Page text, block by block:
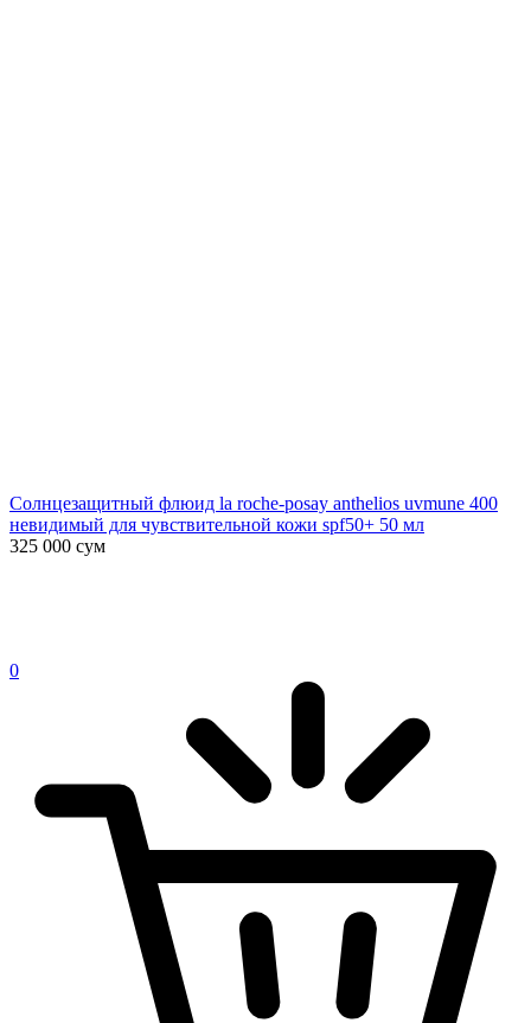
Солнцезащитный флюид la roche-posay anthelios uvmune 400
невидимый для чувствительной кожи spf50+ 50 мл
325 000 сум
0